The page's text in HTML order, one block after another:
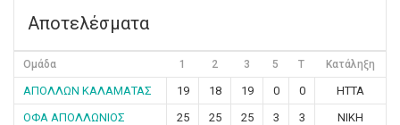
Αποτελέσματα
Ομάδα 1 2 3 5 T Κατάληξη
ΑΠΟΛΛΩΝ ΚΑΛΑΜΑΤΑΣ 19 18 19 0 0
ΗΤΤΑ
ΟΦΑ ΑΠΟΛΛΩΝΙΟΣ
25 25 25 3 3 ΝΙΚΗ